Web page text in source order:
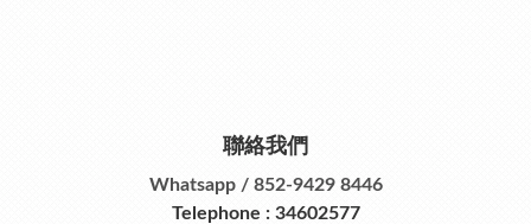
聯絡我們
Whatsapp / 852-9429 8446
Telephone : 34602577